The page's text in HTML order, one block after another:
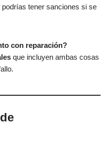
tener sanciones si se
con reparación?
que incluyen ambas cosas